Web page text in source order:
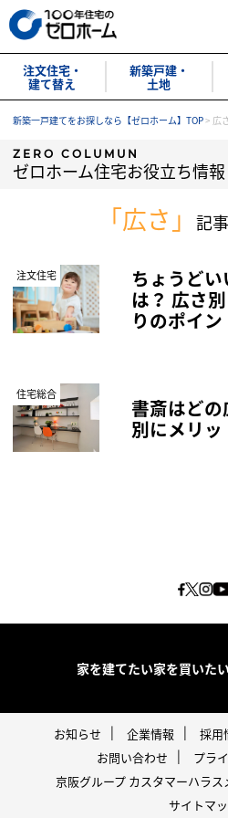
注文住宅・
建て替え
新築戸建・
土地
新築一戸建てをお探しなら【ゼロホーム】TOP> 広さ
ZERO COLUMUN
ゼロホーム住宅お役立ち情報
「広さ」 記
注文住宅 ちょうど
は？ 広さ
りのポイ
住宅総合 書斎はど
別にメリ
家を建てたい家を買いたい
お知らせ 企業情報 採用
お問い合わせ
プラ
京阪グループ カスタマーハラ
サイトマ